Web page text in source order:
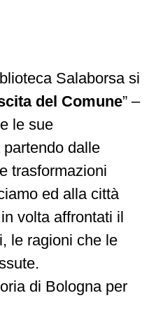
Salaborsa si
del Comune” –
le sue
dalle
trasformazioni
ed alla città
volta affrontati il
le ragioni che le
di Bologna per